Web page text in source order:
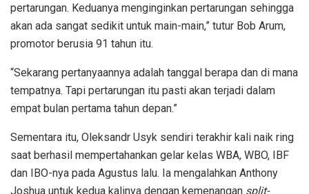
pertarungan. Keduanya menginginkan pertarungan sehingga
akan ada sangat sedikit untuk main-main,” tutur Bob Arum,
promotor berusia 91 tahun itu.
“Sekarang pertanyaannya adalah tanggal berapa dan di mana
tempatnya. Tapi pertarungan itu pasti akan terjadi dalam
empat bulan pertama tahun depan.”
Sementara itu, Oleksandr Usyk sendiri terakhir kali naik ring
saat berhasil mempertahankan gelar kelas WBA, WBO, IBF
dan IBO-nya pada Agustus lalu. Ia mengalahkan Anthony
Joshua untuk kedua kalinya dengan kemenangan split-